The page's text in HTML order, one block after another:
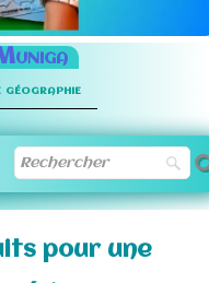
géographie
pour une